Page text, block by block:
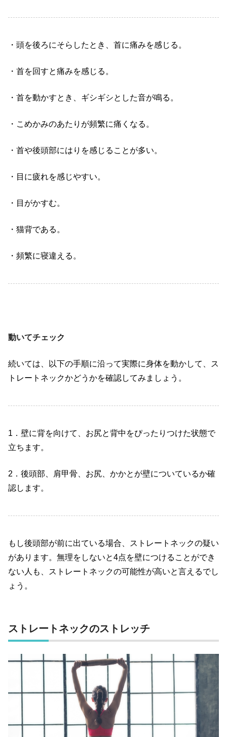
・頭を後ろにそらしたとき、首に痛みを感じる。
・首を回すと痛みを感じる。
・首を動かすとき、ギシギシとした音が鳴る。
・こめかみのあたりが頻繁に痛くなる。
・首や後頭部にはりを感じることが多い。
・目に疲れを感じやすい。
・目がかすむ。
・猫背である。
・頻繁に寝違える。
動いてチェック
続いては、以下の手順に沿って実際に身体を動かして、ス
トレートネックかどうかを確認してみましょう。
1 ．壁に背を向けて、お尻と背中をぴったりつけた状態で
立ちます。
2 ．後頭部、肩甲骨、お尻、かかとが壁についているか確
認します。
もし後頭部が前に出ている場合、ストレートネックの疑い
があります。無理をしないと4点を壁につけることができ
ない人も、ストレートネックの可能性が高いと言えるでし
ょう。
ストレートネックのストレッチ